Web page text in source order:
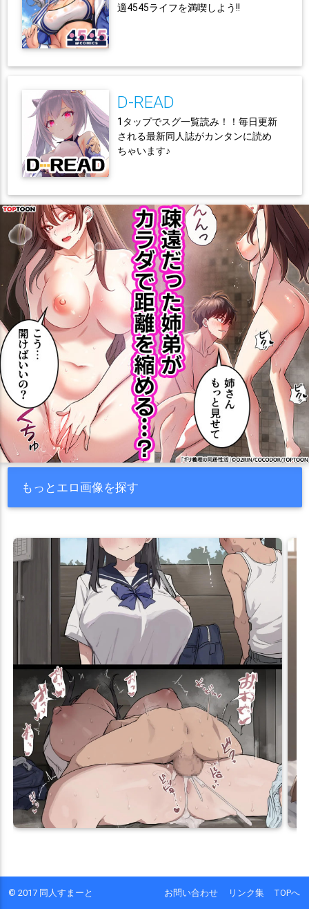
適4545ライフを満喫しよう!!
D-READ
1タップでスグ一覧読み！！毎日更新
される最新同人誌がカンタンに読め
ちゃいます♪
もっとエロ画像を探す
© 2017 同人すまーと TOPへ
リンク集
お問い合わせ